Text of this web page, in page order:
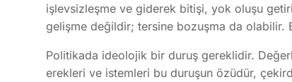
işlevsizleşme ve giderek bitişi, yok oluşu
gelişme değildir; tersine bozuşma da olabilir.
Politikada ideolojik bir duruş gereklidir.
erekleri ve istemleri bu duruşun özüdür,